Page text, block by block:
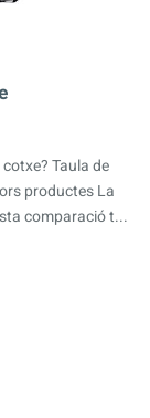
Taula de
productes La
comparació t...